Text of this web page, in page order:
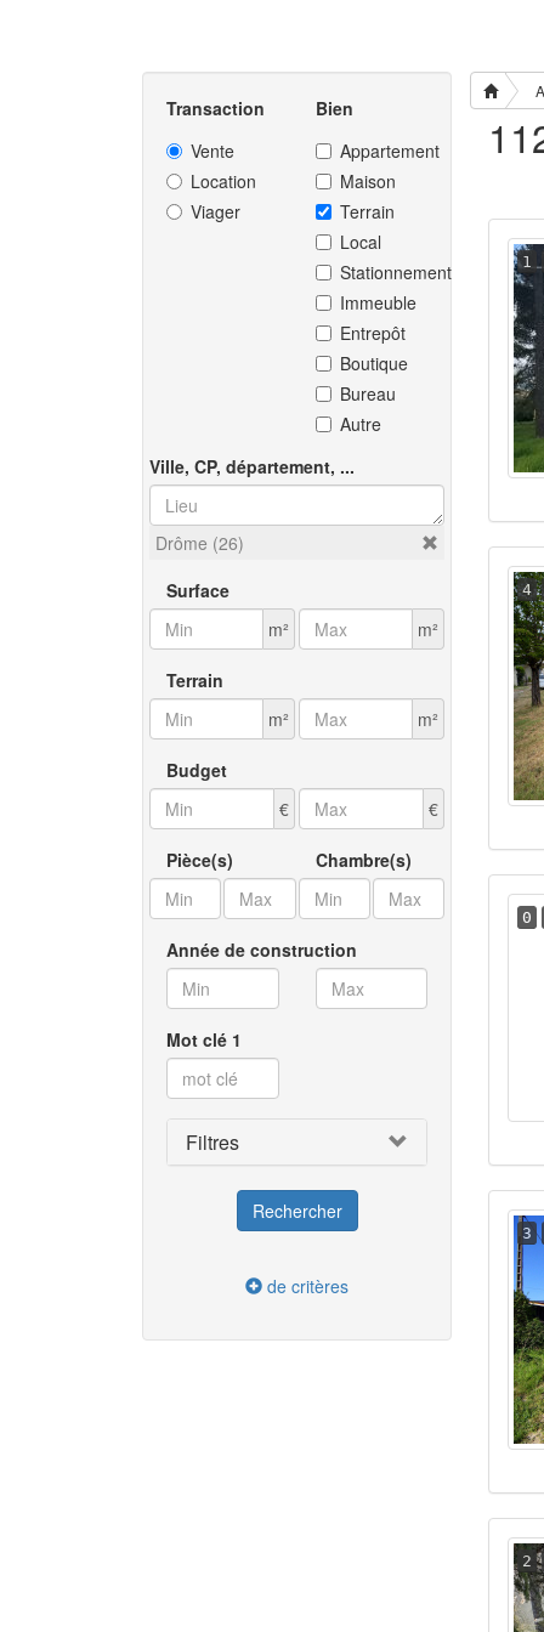
Transaction
Vente
Location
Viager
Bien
Appartement
Maison
Terrain
Local
Stationnement
Immeuble
Entrepôt
Boutique
Bureau
Autre
Ville, CP, département, ...
Drôme (26)
Surface
m²
m²
Terrain
m²
m²
Budget
€
€
Pièce(s) Chambre(s)
Année de construction
Mot clé 1
Filtres
de critères
1
4
0
3
2